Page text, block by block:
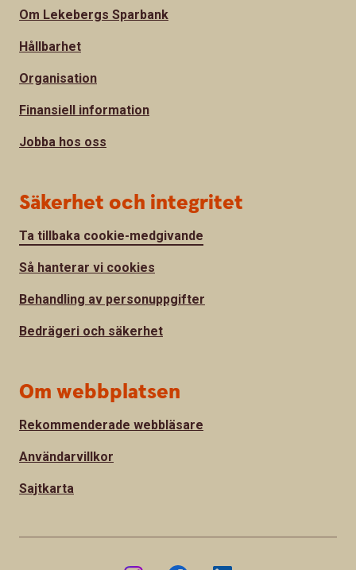
Om Lekebergs Sparbank
Hållbarhet
Organisation
Finansiell information
Jobba hos oss
Säkerhet och integritet
Ta tillbaka cookie-medgivande
Så hanterar vi cookies
Behandling av personuppgifter
Bedrägeri och säkerhet
Om webbplatsen
Rekommenderade webbläsare
Användarvillkor
Sajtkarta